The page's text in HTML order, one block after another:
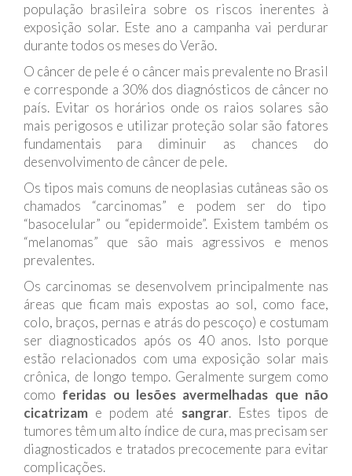
população brasileira sobre os riscos inerentes à
exposição solar. Este ano a campanha vai perdurar
durante todos os meses do Verão.
O câncer de pele é o câncer mais prevalente no Brasil
e corresponde a 30% dos diagnósticos de câncer no
país. Evitar os horários onde os raios solares são
mais perigosos e utilizar proteção solar são fatores
fundamentais para diminuir as chances do
desenvolvimento de câncer de pele.
Os tipos mais comuns de neoplasias cutâneas são os
chamados “carcinomas” e podem ser do tipo
“basocelular” ou “epidermoide”. Existem também os
“melanomas” que são mais agressivos e menos
prevalentes.
Os carcinomas se desenvolvem principalmente nas
áreas que ficam mais expostas ao sol, como face,
colo, braços, pernas e atrás do pescoço) e costumam
ser diagnosticados após os 40 anos. Isto porque
estão relacionados com uma exposição solar mais
crônica, de longo tempo. Geralmente surgem como
como feridas ou lesões avermelhadas que não
cicatrizam e podem até sangrar. Estes tipos de
tumores têm um alto índice de cura, mas precisam ser
diagnosticados e tratados precocemente para evitar
complicações.